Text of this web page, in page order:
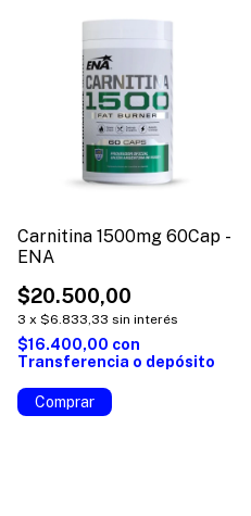
Carnitina 1500mg 60Cap -
ENA
$20.500,00
3 x $6.833,33 sin interés
$16.400,00 con
Transferencia o depósito